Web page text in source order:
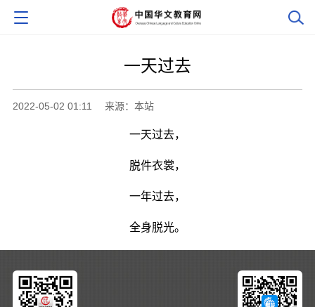
一天过去
2022-05-02 01:11 来源：本站
一天过去，
脱件衣裳，
一年过去，
全身脱光。